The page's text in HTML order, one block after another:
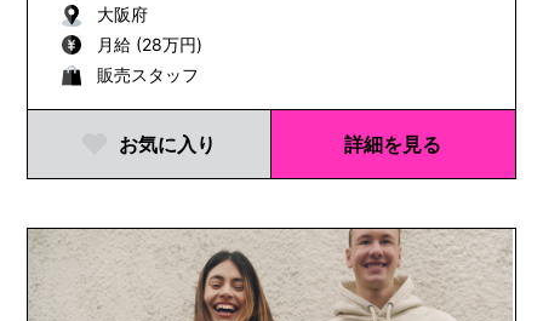
大阪府
月給 (28万円)
販売スタッフ
お気に入り 詳細を見る